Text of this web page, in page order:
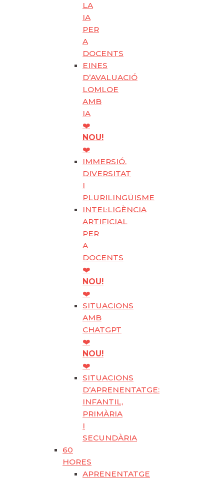
LA
IA
PER
A
DOCENTS
EINES
D’AVALUACIÓ
LOMLOE
AMB
IA
❤️
NOU!
❤️
IMMERSIÓ.
DIVERSITAT
I
PLURILINGÜISME
INTEL·LIGÈNCIA
ARTIFICIAL
PER
A
DOCENTS
❤️
NOU!
❤️
SITUACIONS
AMB
CHATGPT
❤️
NOU!
❤️
SITUACIONS
D’APRENENTATGE:
INFANTIL,
PRIMÀRIA
I
SECUNDÀRIA
60
HORES
APRENENTATGE